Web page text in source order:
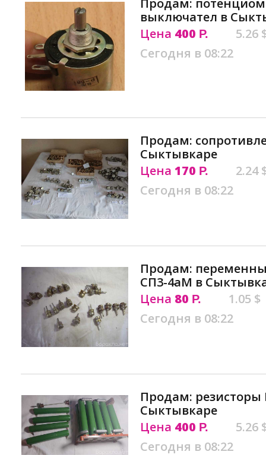
выключател в
Цена 400 Р.
5.26
Сегодня в 08:22
Продам:
Сыктывкаре
Цена 170 Р.
2.24
Сегодня в 08:22
Продам:
СП3-4аМ в
Цена 80 Р.
1.05 $
Сегодня в 08:22
Продам: резисторы
Сыктывкаре
Цена 400 Р.
5.26
Сегодня в 08:22